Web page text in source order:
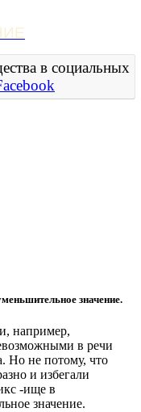
в социальных
значение.
например,
в речи
Но не потому, что
и избегали
-ище в
значение.